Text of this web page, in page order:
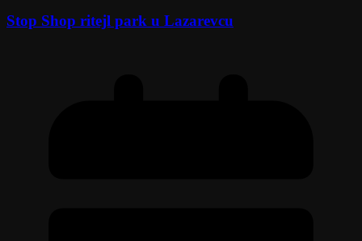
Stop Shop ritejl park u Lazarevcu